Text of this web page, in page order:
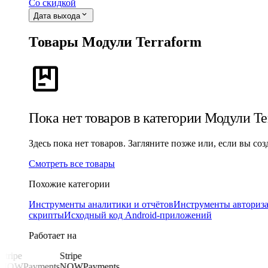
Со скидкой
Дата выхода expand_more
Товары Модули Terraform
package
Пока нет товаров в категории Модули
Здесь пока нет товаров. Загляните позже или, если вы
Смотреть все товары
Похожие категории
Инструменты аналитики и отчётовИнструменты
скриптыИсходный код Android-приложений
Работает на
Stripe